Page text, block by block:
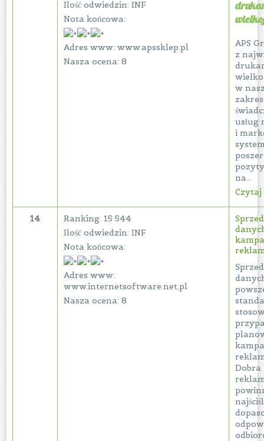
Ilość odwiedzin: INF
Nota końcowa:
Adres www: www.apssklep.pl
Nasza ocena: 8
APS
z
w
zakres
usług
i
na...
Czytaj
14
Ranking: 15 544
Ilość odwiedzin: INF
Nota końcowa:
Adres www:
www.internetsoftware.net.pl
Nasza ocena: 8
Dobra